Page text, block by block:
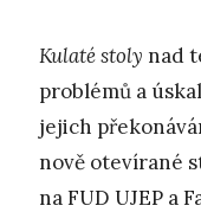
Kulaté stoly nad
problémů a
jejich
nově otevírané
na FUD UJEP a